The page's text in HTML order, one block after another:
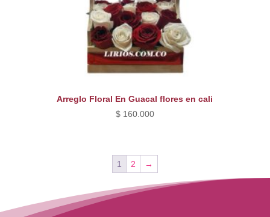
Arreglo Floral En Guacal flores en cali
$160.000
1 2 →